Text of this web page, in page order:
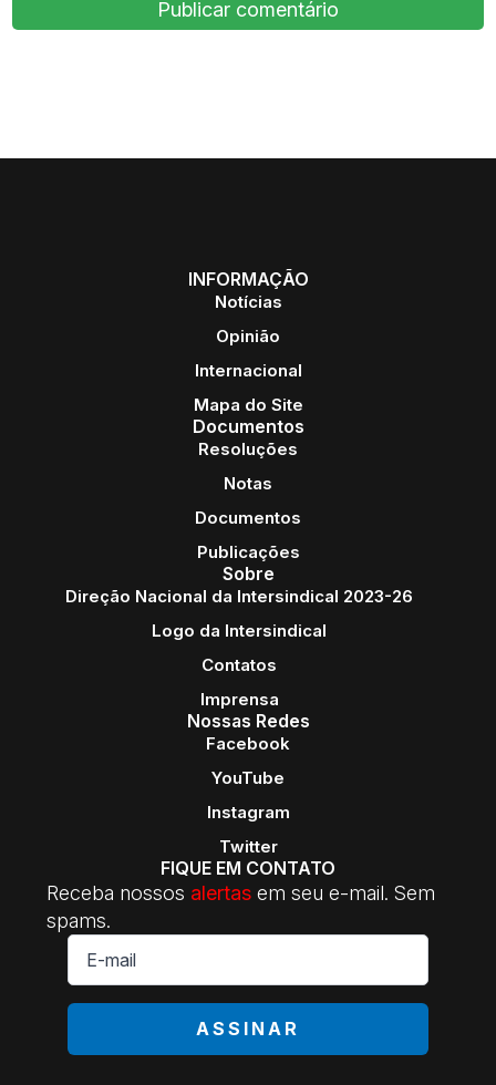
INFORMAÇÃO
Notícias
Opinião
Internacional
Mapa do Site
Documentos
Resoluções
Notas
Documentos
Publicações
Sobre
Direção Nacional da Intersindical 2023-26
Logo da Intersindical
Contatos
Imprensa
Nossas Redes
Facebook
YouTube
Instagram
Twitter
FIQUE EM CONTATO
Receba nossos alertas em seu e-mail. Sem
spams.
E-
mail
ASSINAR